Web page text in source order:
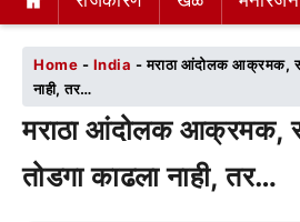
Home - India -मराठा आंदोलक आक्रमक,
नाही, तर…
मराठा आंदोलक आक्रमक,
तोडगा काढला नाही, तर…